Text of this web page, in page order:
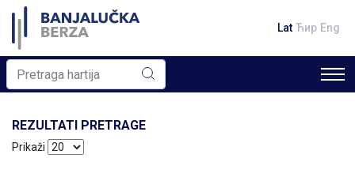
Lat Ћир Eng
REZULTATI PRETRAGE
Prikaži